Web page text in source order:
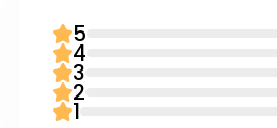
5
4
3
2
1